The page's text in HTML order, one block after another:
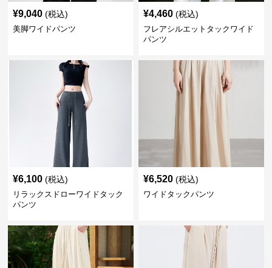
¥9,040 (税込)
美脚ワイドパンツ
¥4,460 (税込)
フレアシルエットタックワイド
パンツ
¥6,100 (税込)
リラックスドローワイドタック
パンツ
¥6,520 (税込)
ワイドタックパンツ